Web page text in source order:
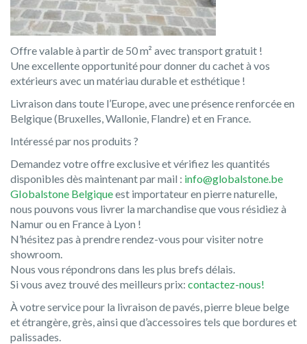
Offre valable à partir de 50 m² avec transport gratuit !
Une excellente opportunité pour donner du cachet à vos
extérieurs avec un matériau durable et esthétique !
Livraison dans toute l’Europe, avec une présence renforcée en
Belgique (Bruxelles, Wallonie, Flandre) et en France.
Intéressé par nos produits ?
Demandez votre offre exclusive et vérifiez les quantités
disponibles dès maintenant par mail : info@globalstone.be
GIobalstone Belgiqueest importateur en pierre naturelle,
nous pouvons vous livrer la marchandise que vous résidiez à
Namur ou en France à Lyon !
N’hésitez pas à prendre rendez-vous pour visiter notre
showroom.
Nous vous répondrons dans les plus brefs délais.
Si vous avez trouvé des meilleurs prix: contactez-nous!
À votre service pour la livraison de pavés, pierre bleue belge
et étrangère, grès, ainsi que d’accessoires tels que bordures et
palissades.